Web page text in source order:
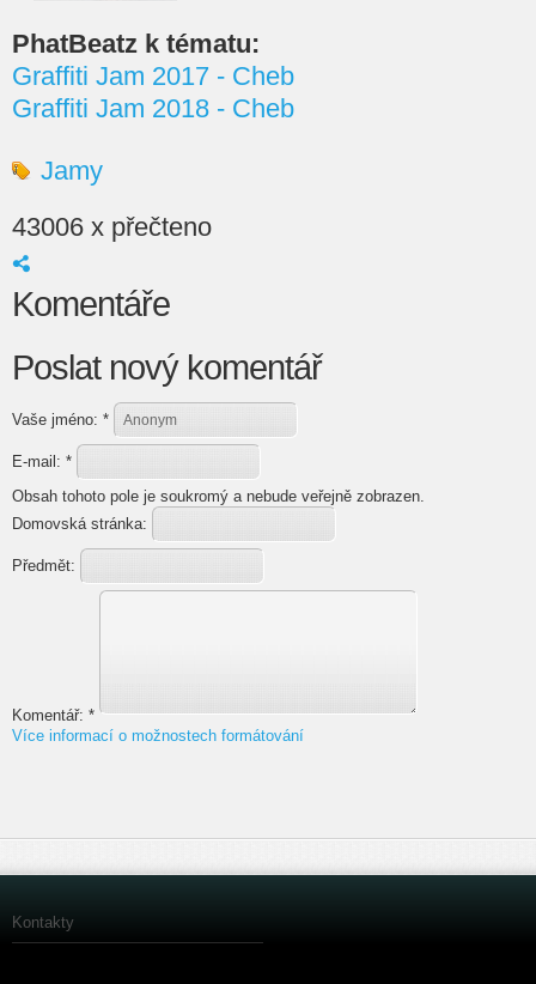
PhatBeatz k tématu:
Graffiti Jam 2017 - Cheb
Graffiti Jam 2018 - Cheb
Jamy
43006 x přečteno
Komentáře
Poslat nový komentář
Vaše jméno: *
E-mail: *
Obsah tohoto pole je soukromý a nebude veřejně zobrazen.
Domovská stránka:
Předmět:
Komentář: *
Více informací o možnostech formátování
Kontakty